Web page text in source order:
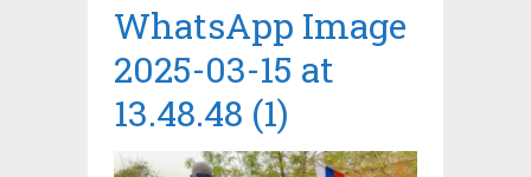
WhatsApp Image
2025-03-15 at
13.48.48 (1)